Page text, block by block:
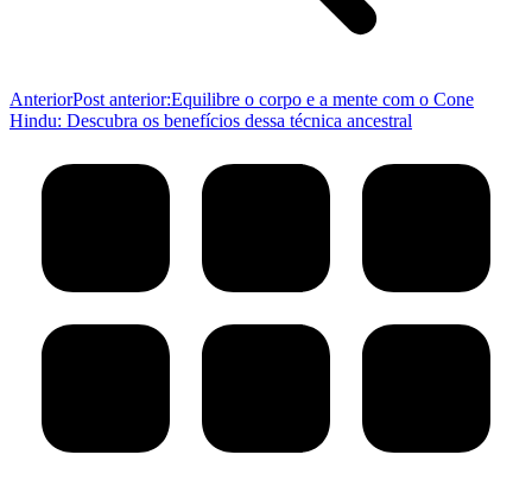
AnteriorPost anterior:Equilibre o corpo e a mente com o Cone
Hindu: Descubra os benefícios dessa técnica ancestral